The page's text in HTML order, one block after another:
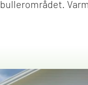
bullerområdet.